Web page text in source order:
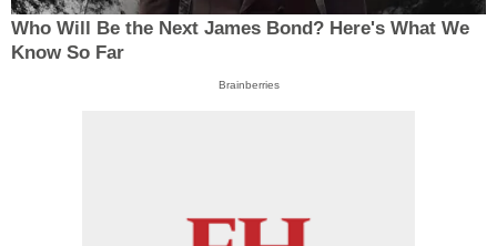
Who Will Be the Next James Bond? Here's What We
Know So Far
Brainberries